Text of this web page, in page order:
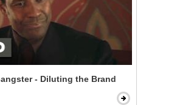
- Diluting the Brand